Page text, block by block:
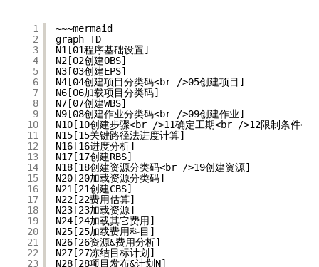
1
2
3
4
5
6
7
8
9
10
11
12
13
14
15
16
17
18
19
20
21
22
23
~~~mermaid
graph TD
N1[01程序基础设置]
N2[02创建OBS]
N3[03创建EPS]
N4[04创建项目分类码<br />05创建项目]
N6[06加载项目分类码]
N7[07创建WBS]
N9[08创建作业分类码<br />09创建作业]
N10[10创建步骤<br />11确定工期<br />12限制条件
N15[15关键路径法进度计算]
N16[16进度分析]
N17[17创建RBS]
N18[18创建资源分类码<br />19创建资源]
N20[20加载资源分类码]
N21[21创建CBS]
N22[22费用估算]
N23[23加载资源]
N24[24加载其它费用]
N25[25加载费用科目]
N26[26资源&费用分析]
N27[27冻结目标计划]
N28[28项目发布&计划N]